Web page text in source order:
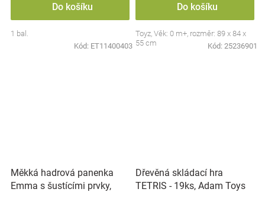
Do košíku
1 bal.
Kód: ET11400403
Do košíku
Toyz, Věk: 0 m+, rozměr: 89 x 84 x
55 cm
Kód: 25236901
Měkká hadrová panenka
Emma s šustícími prvky,
Dřevěná skládací hra
TETRIS - 19ks, Adam Toys